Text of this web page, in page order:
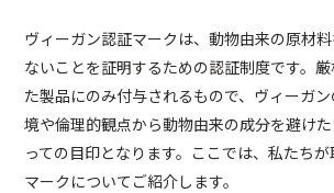
ヴィーガン認証マークは、動物由来の原材
ないことを証明するための認証制度です。
た製品にのみ付与されるもので、ヴィーガ
境や倫理的観点から動物由来の成分を避け
っての目印となります。ここでは、私たち
マークについてご紹介します。